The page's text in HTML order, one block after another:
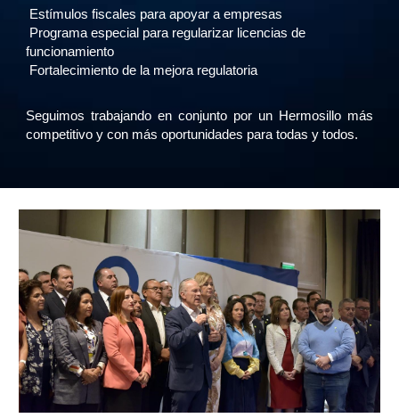
Estímulos fiscales para apoyar a empresas
Programa especial para regularizar licencias de
funcionamiento
Fortalecimiento de la mejora regulatoria
Seguimos trabajando en conjunto por un Hermosillo más
competitivo y con más oportunidades para todas y todos.